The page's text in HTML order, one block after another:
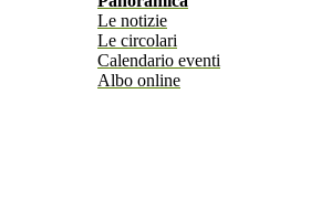
Le notizie
Le circolari
Calendario eventi
Albo online